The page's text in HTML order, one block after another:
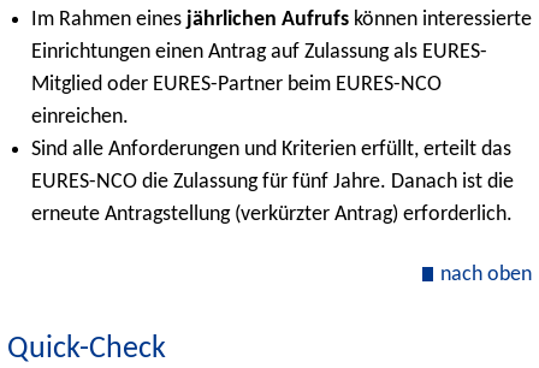
Im Rahmen eines jährlichen Aufrufs können interessierte
Einrichtungen einen Antrag auf Zulassung als EURES-
Mitglied oder EURES-Partner beim EURES-NCO
einreichen.
Sind alle Anforderungen und Kriterien erfüllt, erteilt das
EURES-NCO die Zulassung für fünf Jahre. Danach ist die
erneute Antragstellung (verkürzter Antrag) erforderlich.
nach oben
Quick-Check